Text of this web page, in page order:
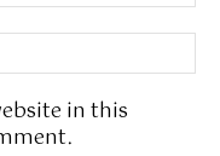
in this